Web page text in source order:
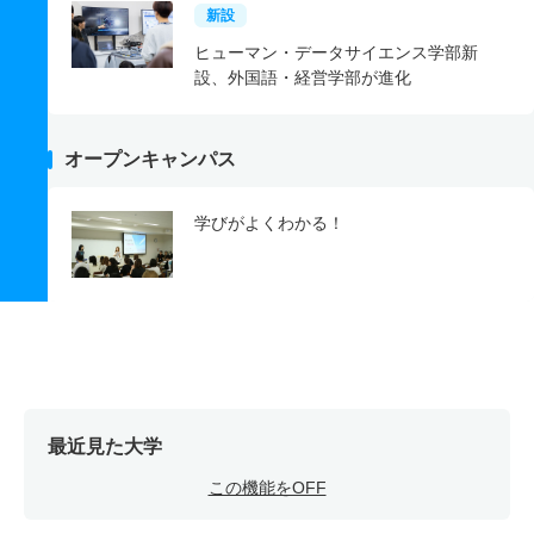
新設
ヒューマン・データサイエンス学部新
設、外国語・経営学部が進化
オープンキャンパス
学びがよくわかる！
最近見た大学
この機能をOFF